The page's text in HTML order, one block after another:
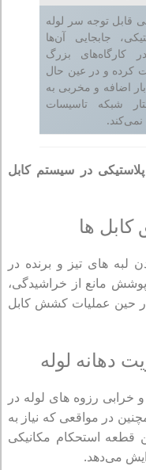
قابل‌ توجه سر لوله
جابجایی آن‌ها
کارگاه‌های بزرگ
کرده و در عین حال
اضافه و مخربی به
شبکه تاسیسات
نمی‌کند.
در سیستم‌ کابل‌
ها
لبه‌ های تیز و برنده در
مانع از خراشیدگی،
حین عملیات کشش کابل
دهانه لوله
خرابی رزوه‌ های لوله در
در مواقعی که نیاز به
استحکام مکانیکی
می‌دهد.